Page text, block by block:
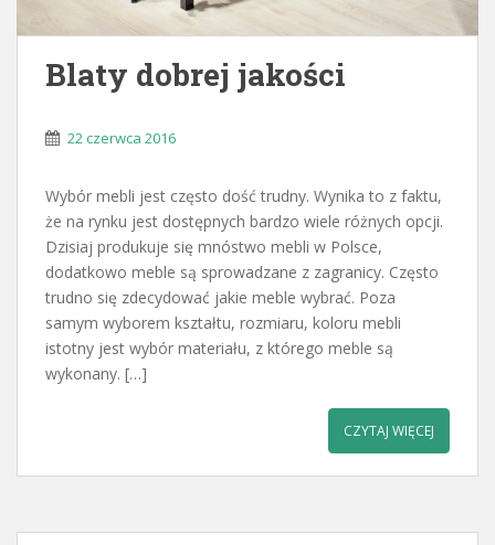
Blaty dobrej jakości
22 czerwca 2016
Wybór mebli jest często dość trudny. Wynika to z faktu,
że na rynku jest dostępnych bardzo wiele różnych opcji.
Dzisiaj produkuje się mnóstwo mebli w Polsce,
dodatkowo meble są sprowadzane z zagranicy. Często
trudno się zdecydować jakie meble wybrać. Poza
samym wyborem kształtu, rozmiaru, koloru mebli
istotny jest wybór materiału, z którego meble są
wykonany. […]
CZYTAJ WIĘCEJ